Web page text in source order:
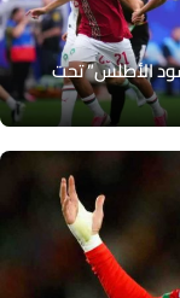
الأطلس” تحت